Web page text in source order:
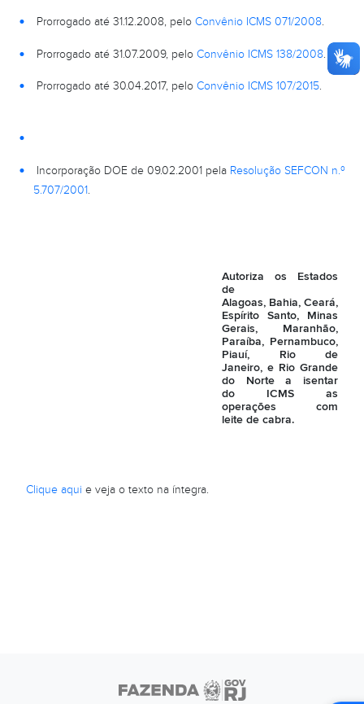
Prorrogado até 31.12.2008, peloConvênio ICMS 071/2008.
Prorrogado até 31.07.2009, peloConvênio ICMS 138/2008.
Prorrogado até 30.04.2017, peloConvênio ICMS 107/2015.
Incorporação DOE de 09.02.2001 pela Resolução SEFCON n.º
5.707/2001.
Autoriza os Estados
de
Alagoas, Bahia, Ceará,
Espírito Santo, Minas
Gerais, Maranhão,
Paraíba, Pernambuco,
Piauí, Rio de
Janeiro, e Rio Grande
do Norte a isentar
do ICMS as
operações com
leite de cabra.
Clique aqui e veja o texto na íntegra.